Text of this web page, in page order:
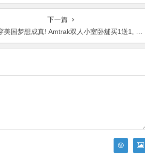
下一篇
国梦想成真! Amtrak双人小室卧舖买1送1, 吃住全包!